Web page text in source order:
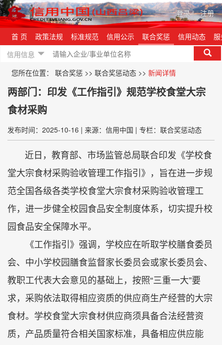
登录| 注册
首 页 政策法规 标准规范 信用公示 联合奖惩 信用动态
信用信息
您所在位置： 联合奖惩 >> 联合奖惩动态 >> 新闻详情
两部门：印发《工作指引》规范学校食堂大宗
食材采购
发布时间：2025-10-16 | 来源：信用中国 | 专栏：联合奖惩动态
近日，教育部、市场监管总局联合印发《学校食
堂大宗食材采购验收管理工作指引》，旨在进一步规
范全国各级各类学校食堂大宗食材采购验收管理工
作，进一步健全校园食品安全制度体系，切实提升校
园食品安全保障水平。
《工作指引》强调，学校应在听取学校膳食委员
会、中小学校园膳食监督家长委员会或家长委员会、
教职工代表大会意见的基础上，按照“三重一大”要
求，采购依法取得相应资质的供应商生产经营的大宗
食材。学校食堂大宗食材供应商须具备合法经营资
质，产品质量符合相关国家标准，具备相应供应能